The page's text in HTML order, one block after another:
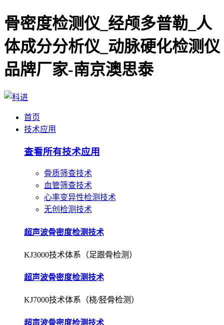
骨密度检测仪_经颅多普勒_人
体成分分析仪_动脉硬化检测仪
品牌厂家-南京澳思泰
首页
技术应用
查看所有技术应用
骨质筛查技术
血管筛查技术
心率变异性检测技术
无创检测技术
超声波骨密度检测技术
KJ3000技术体系（足跟骨检测）
超声波骨密度检测技术
KJ7000技术体系（桡/胫骨检测）
超声波骨密度检测技术